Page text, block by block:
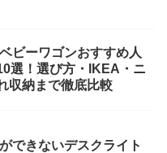
ビーワゴンおすすめ人
選！選び方・IKEA・ニ
収納まで徹底比較
できないデスクライト